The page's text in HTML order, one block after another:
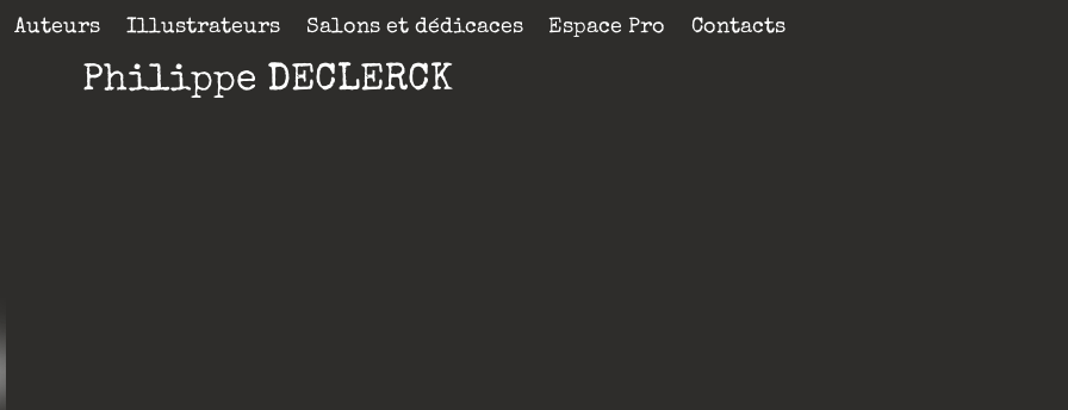
Auteurs Illustrateurs Salons et dédicaces Espace Pro Contacts
Philippe DECLERCK